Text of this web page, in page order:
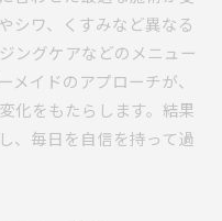
シワ、くすみなど異なる
ングケアなどのメニュー
メイドのアプローチが、
化をもたらします。結果
、毎日を自信を持って過